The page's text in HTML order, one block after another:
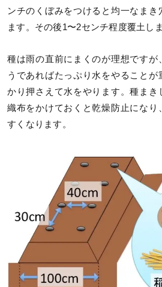
ンチのくぼみをつけると均一なまき
ます。その後1〜2センチ程度覆土し
種は雨の直前にまくのが理想ですが
うであればたっぷり水をやることが
かり押さえて水をやります。種まき
織布をかけておくと乾燥防止になり
すくなります。